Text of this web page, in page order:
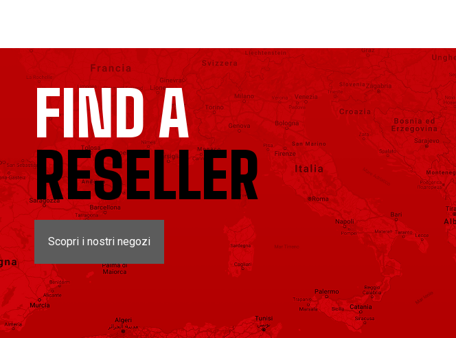
FIND A
RESELLER
Scopri i nostri negozi